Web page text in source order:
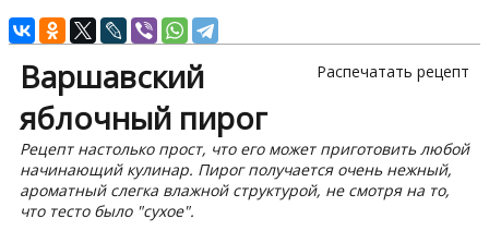
Распечатать рецепт
Варшавский
яблочный пирог
Рецепт настолько прост, что его может приготовить любой
начинающий кулинар. Пирог получается очень нежный,
ароматный слегка влажной структурой, не смотря на то,
что тесто было "сухое".